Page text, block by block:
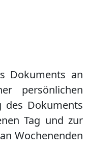
Dokuments an
persönlichen
des Dokuments
Tag und zur
Wochenenden